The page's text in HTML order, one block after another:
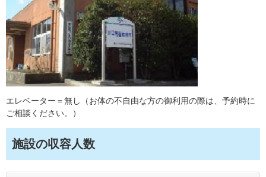
エレベーター＝無し（お体の不自由な方の御利用の際は、予約時に
ご相談ください。）
施設の収容人数